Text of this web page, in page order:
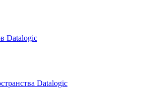
Datalogic
Datalogic